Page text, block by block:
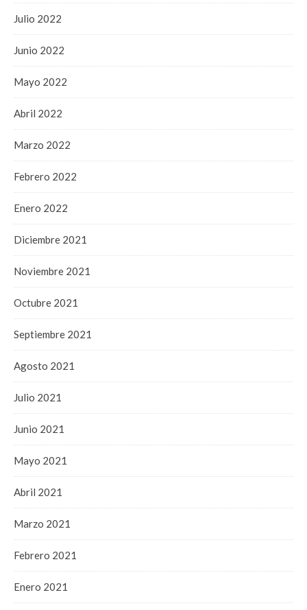
Julio 2022
Junio 2022
Mayo 2022
Abril 2022
Marzo 2022
Febrero 2022
Enero 2022
Diciembre 2021
Noviembre 2021
Octubre 2021
Septiembre 2021
Agosto 2021
Julio 2021
Junio 2021
Mayo 2021
Abril 2021
Marzo 2021
Febrero 2021
Enero 2021